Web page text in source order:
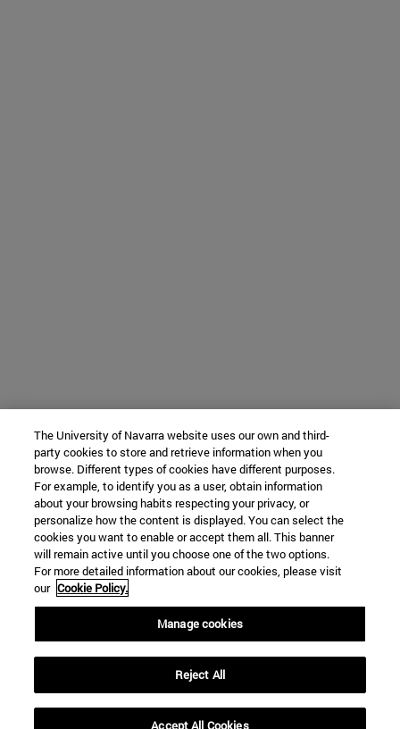
The University of Navarra website uses our own and third-
party cookies to store and retrieve information when you
browse. Different types of cookies have different purposes.
For example, to identify you as a user, obtain information
about your browsing habits respecting your privacy, or
personalize how the content is displayed. You can select the
cookies you want to enable or accept them all. This banner
will remain active until you choose one of the two options.
For more detailed information about our cookies, please visit
our Cookie Policy.
Manage cookies
Reject All
Accept All Cookies